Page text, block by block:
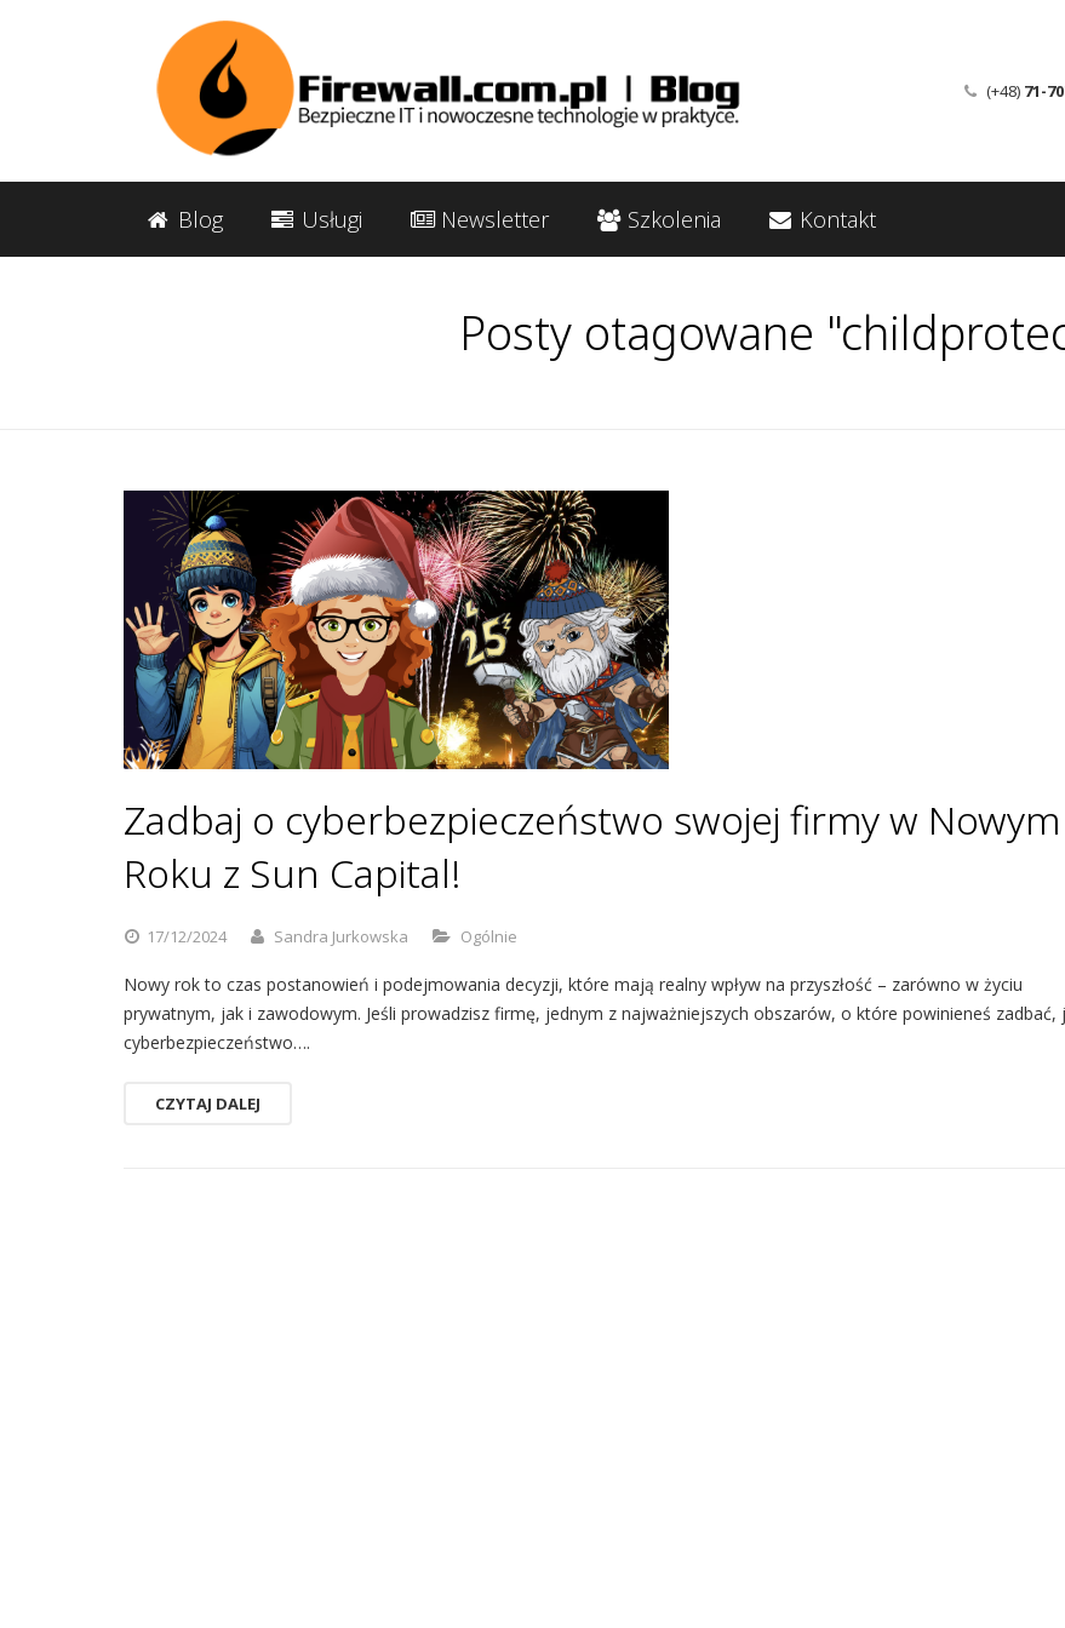
(+48) 71-
Blog Usługi Newsletter Szkolenia Kontakt
Posty otagowane
Zadbaj o cyberbezpieczeństwo swojej firmy w Nowym
Roku z Sun Capital!
17/12/2024 Sandra Jurkowska Ogólnie
Nowy rok to czas postanowień i podejmowania decyzji, które mają realny wpływ na przyszłość – zarówno w życiu
prywatnym, jak i zawodowym. Jeśli prowadzisz firmę, jednym z najważniejszych obszarów, o które powinieneś zadbać,
cyberbezpieczeństwo….
CZYTAJ DALEJ